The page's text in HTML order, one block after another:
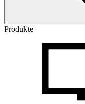
Produkte